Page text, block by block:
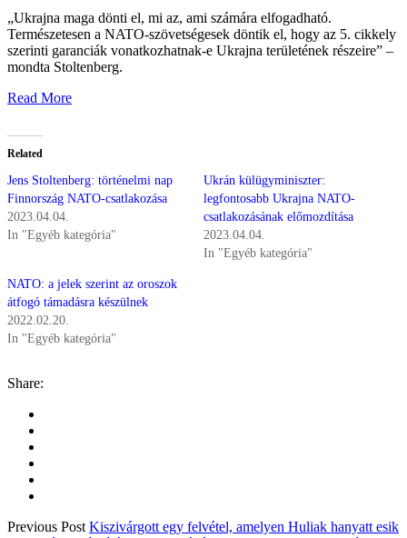
„Ukrajna maga dönti el, mi az, ami számára elfogadható.
Természetesen a NATO-szövetségesek döntik el, hogy az 5. cikkely
szerinti garanciák vonatkozhatnak-e Ukrajna területének részeire” –
mondta Stoltenberg.
Read More
Related
Jens Stoltenberg: történelmi nap
Finnország NATO-csatlakozása
2023.04.04.
In "Egyéb kategória"
Ukrán külügyminiszter:
legfontosabb Ukrajna NATO-
csatlakozásának előmozdítása
2023.04.04.
In "Egyéb kategória"
NATO: a jelek szerint az oroszok
átfogó támadásra készülnek
2022.02.20.
In "Egyéb kategória"
Share:
Previous Post Kiszivárgott egy felvétel, amelyen Huliak hanyatt esik